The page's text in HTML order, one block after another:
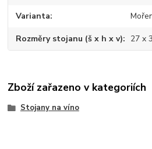
Varianta
Rozměry stojanu (š x h x v) 27 x
Zboží zařazeno v kategoriích
Stojany na víno